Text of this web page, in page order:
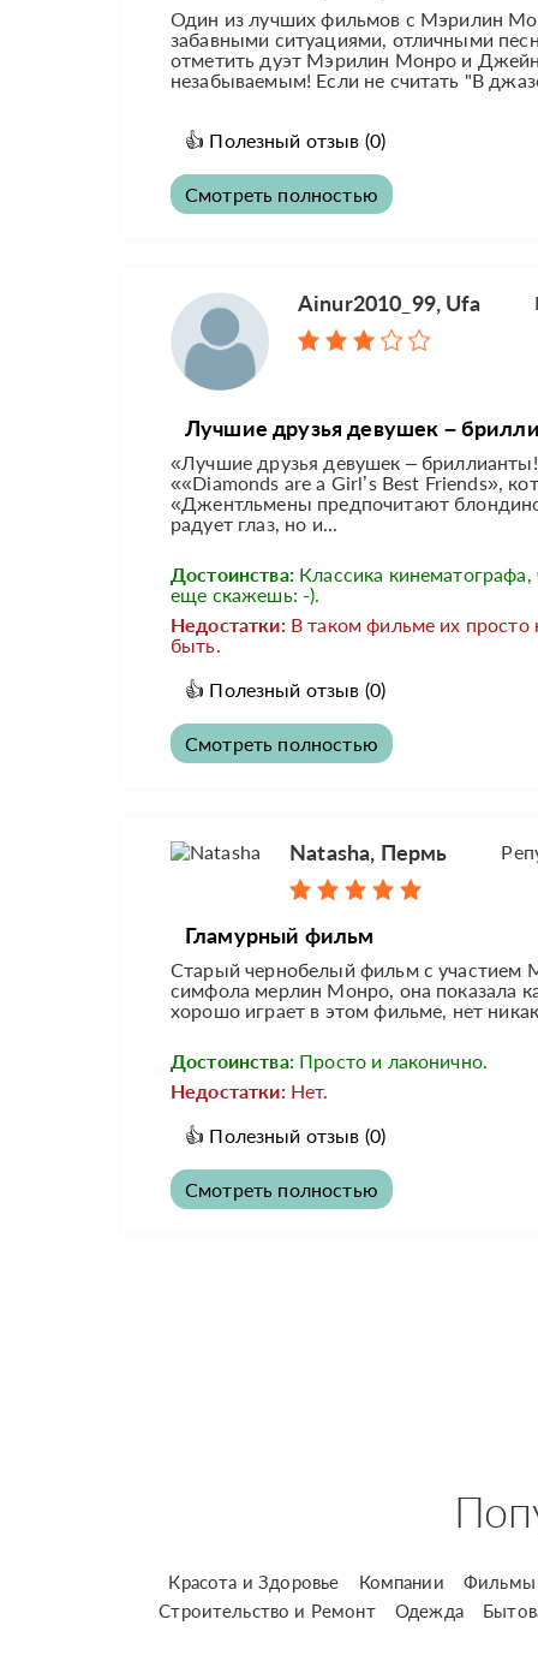
Один из лучших фильмов с Мэрилин
забавными ситуациями, отличными
отметить дуэт Мэрилин Монро и
незабываемым! Если не считать "В
👍 Полезный отзыв (0)
Смотреть полностью
Ainur2010_99, Ufa
Лучшие друзья девушек –
«Лучшие друзья девушек –
««Diamonds are a Girl’s Best Friends»,
«Джентльмены предпочитают
радует глаз, но и...
Достоинства: Классика кинематографа,
еще скажешь: -).
Недостатки: В таком фильме их просто
быть.
👍 Полезный отзыв (0)
Смотреть полностью
Natasha, Пермь
Гламурный фильм
Старый чернобелый фильм с участием
симфола мерлин Монро, она показала
хорошо играет в этом фильме, нет
Достоинства: Просто и лаконично.
Недостатки: Нет.
👍 Полезный отзыв (0)
Смотреть полностью
Красота и Здоровье Компании Фильмы
Строительство и Ремонт
Одежда